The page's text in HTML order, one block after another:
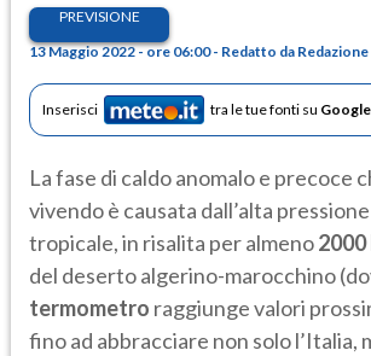
PREVISIONE
13 Maggio 2022 - ore 06:00 - Redatto da
Inserisci tra le tue fonti su Google
La fase di caldo anomalo e precoce
vivendo è causata dall’alta
tropicale, in risalita per almeno2000
del deserto algerino-marocchino
termometro raggiunge valori
fino ad abbracciare non solo l’Italia,